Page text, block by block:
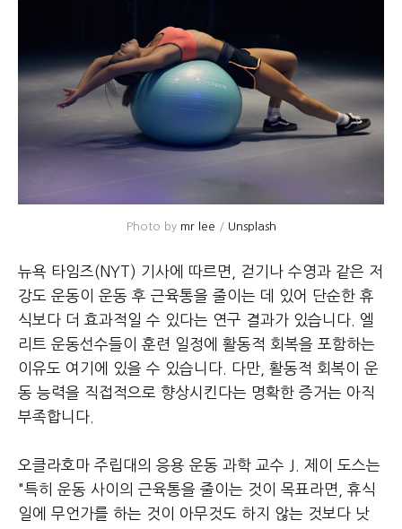
Photo by mr lee / Unsplash
뉴욕 타임즈(NYT) 기사에 따르면, 걷기나 수영과 같은 저
강도 운동이 운동 후 근육통을 줄이는 데 있어 단순한 휴
식보다 더 효과적일 수 있다는 연구 결과가 있습니다. 엘
리트 운동선수들이 훈련 일정에 활동적 회복을 포함하는
이유도 여기에 있을 수 있습니다. 다만, 활동적 회복이 운
동 능력을 직접적으로 향상시킨다는 명확한 증거는 아직
부족합니다.
오클라호마 주립대의 응용 운동 과학 교수 J. 제이 도스는
"특히 운동 사이의 근육통을 줄이는 것이 목표라면, 휴식
일에 무언가를 하는 것이 아무것도 하지 않는 것보다 낫